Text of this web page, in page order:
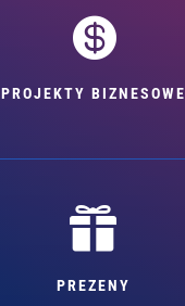

PROJEKTY BIZNESOWE

PREZENY